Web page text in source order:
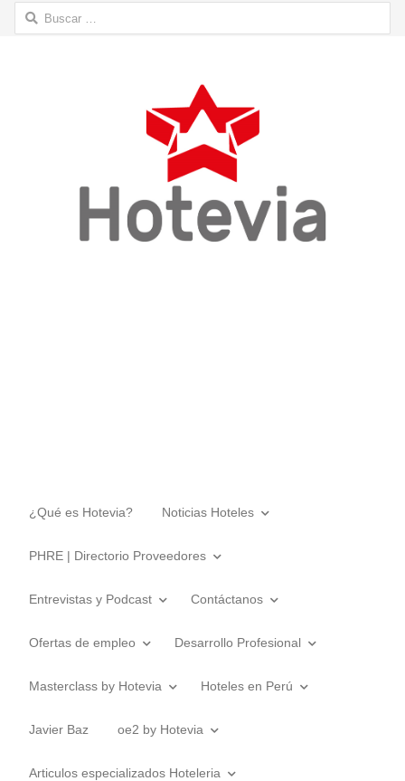
Buscar:
¿Qué es Hotevia? Noticias Hoteles
PHRE | Directorio Proveedores
Entrevistas y Podcast Contáctanos
Ofertas de empleo Desarrollo Profesional
Masterclass by Hotevia Hoteles en Perú
Javier Baz oe2 by Hotevia
Articulos especializados Hoteleria